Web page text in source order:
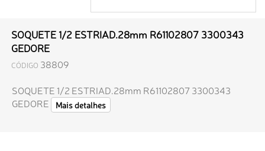
SOQUETE 1/2 ESTRIAD.28mm R61102807 3300343
GEDORE
CÓDIGO 38809
SOQUETE 1/2 ESTRIAD.28mm R61102807 3300343
GEDORE
Mais detalhes